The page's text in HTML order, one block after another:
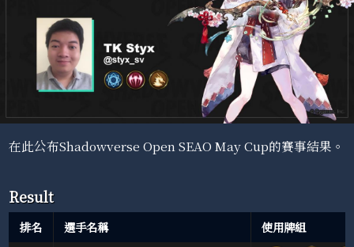
在此公布Shadowverse Open SEAO May Cup的賽事結果。
Result
排名 選手名稱 使用牌組